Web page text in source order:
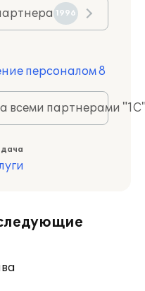
1996
персоналом 8
всеми партнерами